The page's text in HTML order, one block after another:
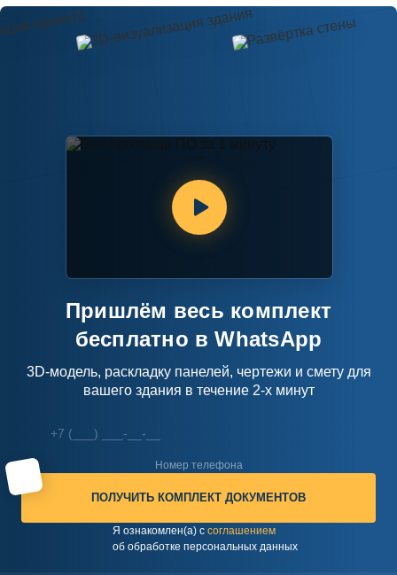
Пришлём весь комплект
бесплатно в WhatsApp
3D-модель, раскладку панелей, чертежи и смету для
вашего здания в течение 2-х минут
Номер телефона
ПОЛУЧИТЬ КОМПЛЕКТ ДОКУМЕНТОВ
Я ознакомлен(а) с соглашением
об обработке персональных данных
Все про наше ПО за 1 минуту